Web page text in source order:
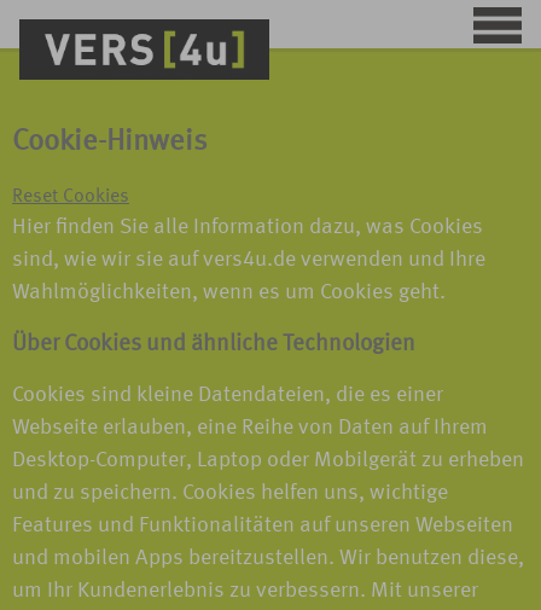
Cookie-Hinweis
Reset Cookies
Hier finden Sie alle Information dazu, was Cookies
sind, wie wir sie auf vers4u.de verwenden und Ihre
Wahlmöglichkeiten, wenn es um Cookies geht.
Über Cookies und ähnliche Technologien
Cookies sind kleine Datendateien, die es einer
Webseite erlauben, eine Reihe von Daten auf Ihrem
Desktop-Computer, Laptop oder Mobilgerät zu erheben
und zu speichern. Cookies helfen uns, wichtige
Features und Funktionalitäten auf unseren Webseiten
und mobilen Apps bereitzustellen. Wir benutzen diese,
um Ihr Kundenerlebnis zu verbessern. Mit unserer